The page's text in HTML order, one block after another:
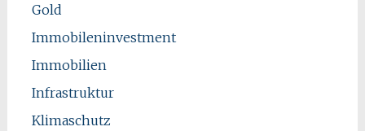
Gold
Immobileninvestment
Immobilien
Infrastruktur
Klimaschutz